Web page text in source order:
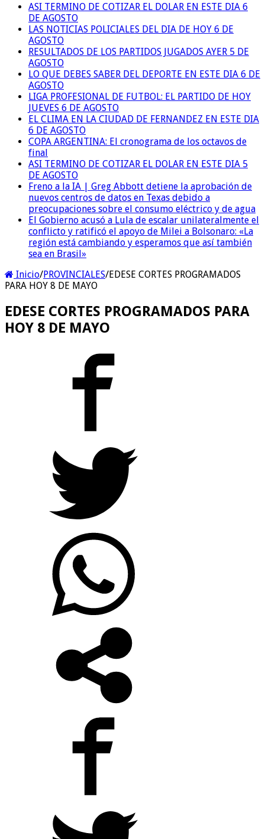
ASI TERMINO DE COTIZAR EL DOLAR EN ESTE DIA 6
DE AGOSTO
LAS NOTICIAS POLICIALES DEL DIA DE HOY 6 DE
AGOSTO
RESULTADOS DE LOS PARTIDOS JUGADOS AYER 5 DE
AGOSTO
LO QUE DEBES SABER DEL DEPORTE EN ESTE DIA 6 DE
AGOSTO
LIGA PROFESIONAL DE FUTBOL: EL PARTIDO DE HOY
JUEVES 6 DE AGOSTO
EL CLIMA EN LA CIUDAD DE FERNANDEZ EN ESTE DIA
6 DE AGOSTO
COPA ARGENTINA: El cronograma de los octavos de
final
ASI TERMINO DE COTIZAR EL DOLAR EN ESTE DIA 5
DE AGOSTO
Freno a la IA | Greg Abbott detiene la aprobación de
nuevos centros de datos en Texas debido a
preocupaciones sobre el consumo eléctrico y de agua
El Gobierno acusó a Lula de escalar unilateralmente el
conflicto y ratificó el apoyo de Milei a Bolsonaro: «La
región está cambiando y esperamos que así también
sea en Brasil»
Inicio/PROVINCIALES/EDESE CORTES PROGRAMADOS
PARA HOY 8 DE MAYO
EDESE CORTES PROGRAMADOS PARA
HOY 8 DE MAYO